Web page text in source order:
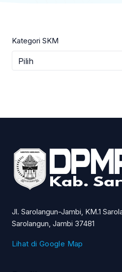
Kategori SKM
Jl. Sarolangun-Jambi, KM.1
Sarolangun, Jambi 37481
Lihat di Google Map